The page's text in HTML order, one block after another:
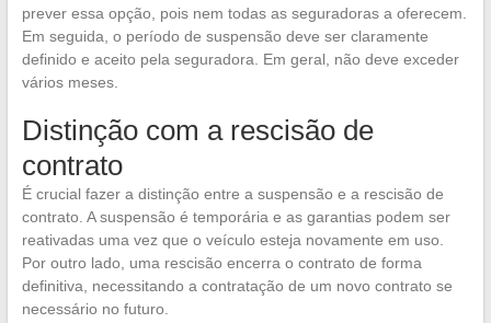
prever essa opção, pois nem todas as seguradoras a oferecem.
Em seguida, o período de suspensão deve ser claramente
definido e aceito pela seguradora. Em geral, não deve exceder
vários meses.
Distinção com a rescisão de
contrato
É crucial fazer a distinção entre a suspensão e a rescisão de
contrato. A suspensão é temporária e as garantias podem ser
reativadas uma vez que o veículo esteja novamente em uso.
Por outro lado, uma rescisão encerra o contrato de forma
definitiva, necessitando a contratação de um novo contrato se
necessário no futuro.